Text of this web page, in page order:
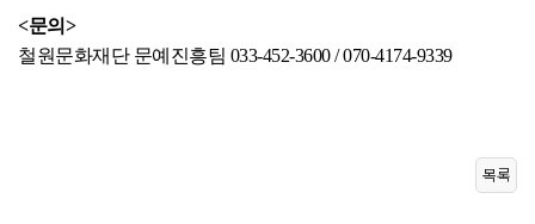
<문의>
철원문화재단 문예진흥팀 033-452-3600 / 070-4174-9339
목록